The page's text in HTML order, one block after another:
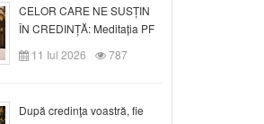
CELOR CARE NE SUSȚIN
ÎN CREDINȚĂ: Meditația PF
Claudiu la Duminica a VI-a
după Rusalii
11 Iul 2026 787
După credinţa voastră, fie